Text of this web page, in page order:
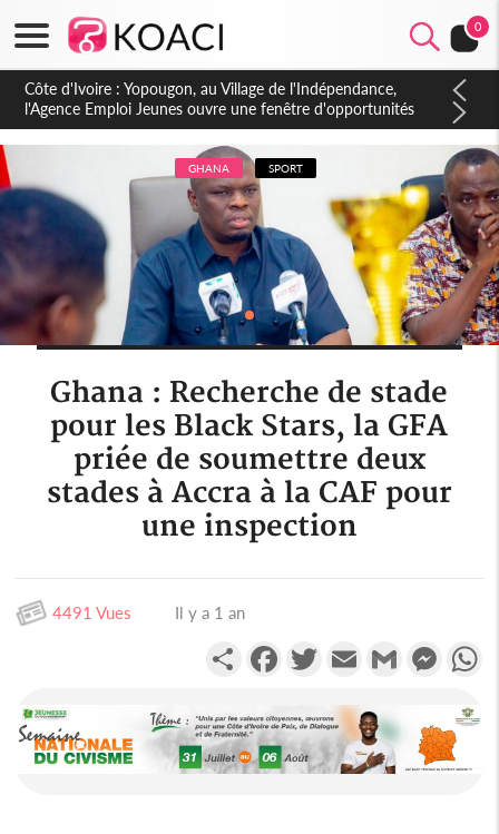
0
Côte d'Ivoire : CHU de Treichville, après la fronde, les agents
contractuels obtiennent un accord avec la direction sur les
arriérés du SMIG 2023
GHANA SPORT
Ghana : Recherche de stade
pour les Black Stars, la GFA
priée de soumettre deux
stades à Accra à la CAF pour
une inspection
4491 Vues Il y a 1 an
PartagerFacebookTwitterEmail Gmail